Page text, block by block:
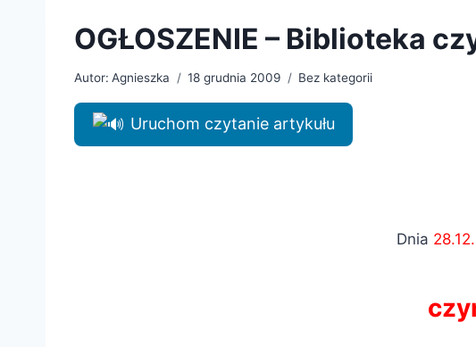
OGŁOSZENIE – Biblioteka
Autor: Agnieszka 18 grudnia 2009 Bez kategorii
Uruchom czytanie artykułu
Dnia